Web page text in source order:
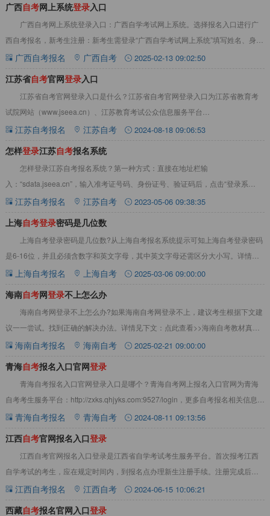
广西自考网上系统登录入口
广西自考网上系统登录入口：广西自学考试网上系统。选择报名入口进行广
西自考报名，新考生注册：新考生需登录“广西自学考试网上系统”填写姓名、身份
证号码，并设置含字母、数字、特殊字符不少
广西自考报名 广西自考 2025-02-13 09:02:50
江苏省自考官网登录入口
江苏省自考官网登录入口是什么？江苏省自考官网登录入口为江苏省教育考
试院网站（www.jseea.cn）、江苏教育考试公众信息服务平台
（sdata.jseea.cn）。江苏省自考官网
江苏自考报名 江苏自考 2024-08-18 09:06:53
怎样登录江苏自考报名系统
怎样登录江苏自考报名系统？第一种方式：直接在地址栏输
入：“sdata.jseea.cn”，输入准考证号码、身份证号、验证码后，点击“登录系
统”按钮，进入考生本人系统界面。具体详见下
江苏自考报名 江苏自考 2023-05-06 09:38:35
上海自考登录密码是几位数
上海自考登录密码是几位数?从上海自考报名系统提示可知上海自考登录密码
是6-16位，并且必须含数字和英文字母，其中英文字母还需区分大小写。详情见
下文：点此查看>>上海自考教材真题题库
上海自考报名 上海自考 2025-03-06 09:00:00
海南自考网登录不上怎么办
海南自考网登录不上怎么办?如果海南自考网登录不上，建议考生根据下文建
议一一尝试。找到正确的解决办法。详情见下文：点此查看>>海南自考教材真题
资料题库大全海南自考网登录不上怎么办?如
海南自考报名 海南自考 2025-02-21 09:00:00
青海自考报名入口官网登录
青海自考报名入口官网登录入口是哪个？青海自考网上报名入口官网为青海
自考考生服务平台：http://zxks.qhjyks.com:9527/login，更多自考报名相关信息请
关注青青海自考报名 青海自考 2024-08-11 09:13:56
江西自考官网报名入口登录
江西自考官网报名入口登录是江西省自学考试考生服务平台。首次报考江西
自学考试的考生，应在规定时间内，到报名点办理新生注册手续。注册完成后，
方可进入江西自考报名入口，进行报名！详情请见
江西自考报名 江西自考 2024-06-15 10:06:21
西藏自考报名官网入口登录